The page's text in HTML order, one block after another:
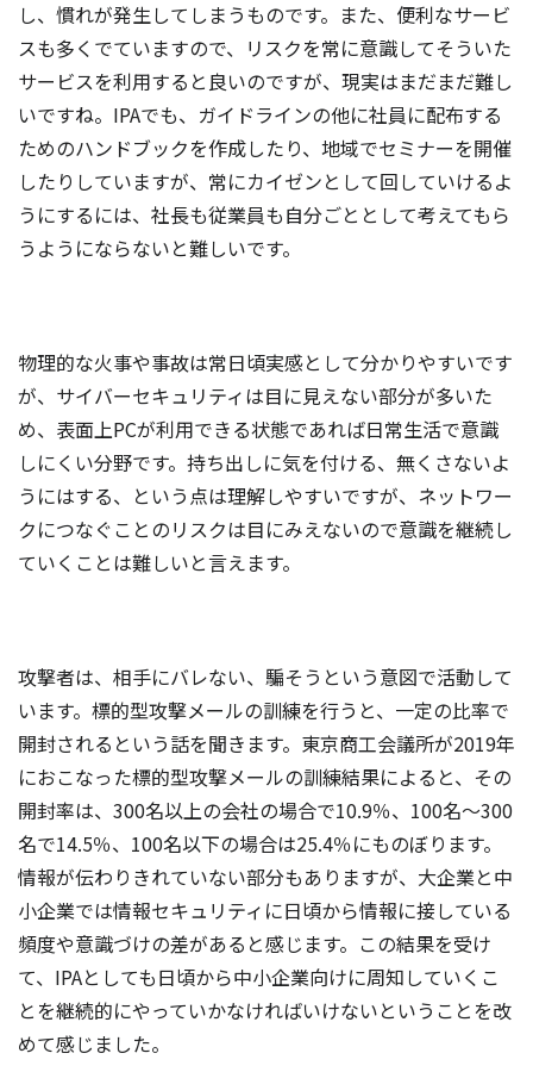
し、慣れが発生してしまうものです。また、便利なサービ
スも多くでていますので、リスクを常に意識してそういた
サービスを利用すると良いのですが、現実はまだまだ難し
いですね。IPAでも、ガイドラインの他に社員に配布する
ためのハンドブックを作成したり、地域でセミナーを開催
したりしていますが、常にカイゼンとして回していけるよ
うにするには、社長も従業員も自分ごととして考えてもら
うようにならないと難しいです。
物理的な火事や事故は常日頃実感として分かりやすいです
が、サイバーセキュリティは目に見えない部分が多いた
め、表面上PCが利用できる状態であれば日常生活で意識
しにくい分野です。持ち出しに気を付ける、無くさないよ
うにはする、という点は理解しやすいですが、ネットワー
クにつなぐことのリスクは目にみえないので意識を継続し
ていくことは難しいと言えます。
攻撃者は、相手にバレない、騙そうという意図で活動して
います。標的型攻撃メールの訓練を行うと、一定の比率で
開封されるという話を聞きます。東京商工会議所が2019年
におこなった標的型攻撃メールの訓練結果によると、その
開封率は、300名以上の会社の場合で10.9％、100名～300
名で14.5％、100名以下の場合は25.4％にものぼります。
情報が伝わりきれていない部分もありますが、大企業と中
小企業では情報セキュリティに日頃から情報に接している
頻度や意識づけの差があると感じます。この結果を受け
て、IPAとしても日頃から中小企業向けに周知していくこ
とを継続的にやっていかなければいけないということを改
めて感じました。